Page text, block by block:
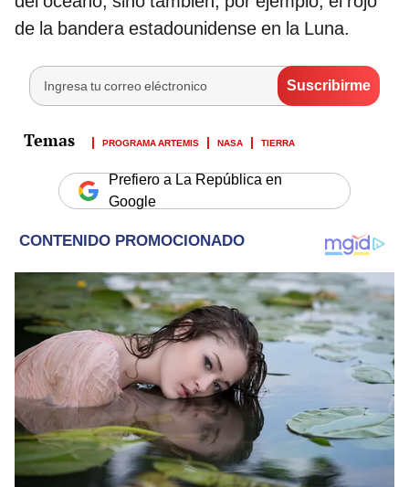
de la bandera estadounidense en la Luna.
PROGRAMA ARTEMIS NASA TIERRA
Prefiero a La República en
Google